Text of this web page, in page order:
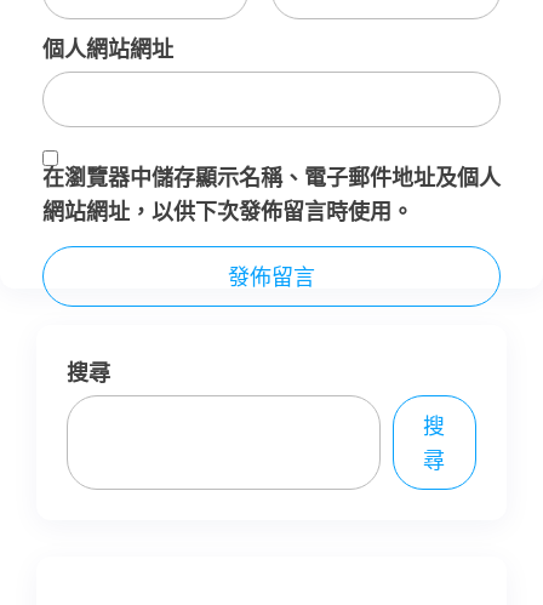
個人網站網址
在瀏覽器中儲存顯示名稱、電子郵件地址及個人
網站網址，以供下次發佈留言時使用。
搜尋
搜
尋